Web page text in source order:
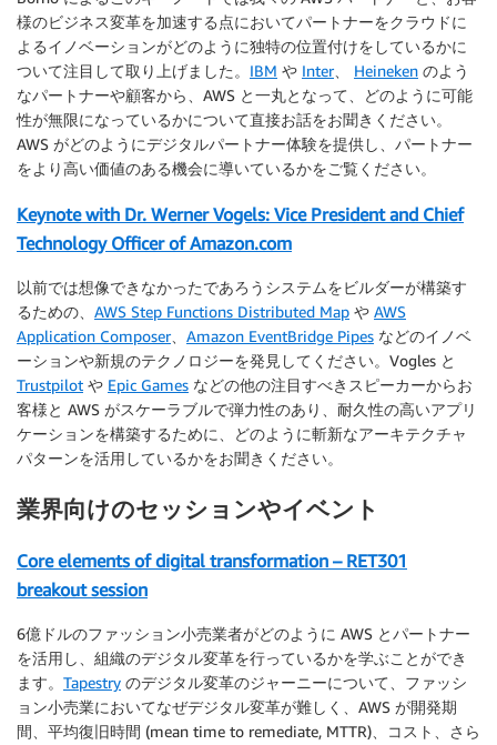
様のビジネス変革を加速する点においてパートナーをクラウドに
よるイノベーションがどのように独特の位置付けをしているかに
ついて注目して取り上げました。 IBM や Inter、 Heineken のよう
なパートナーや顧客から、AWS と一丸となって、どのように可能
性が無限になっているかについて直接お話をお聞きください。
AWS がどのようにデジタルパートナー体験を提供し、パートナー
をより高い価値のある機会に導いているかをご覧ください。
Keynote with Dr. Werner Vogels: Vice President and Chief
Technology Officer of Amazon.com
以前では想像できなかったであろうシステムをビルダーが構築す
るための、 AWS Step Functions Distributed Map や AWS
Application Composer、 Amazon EventBridge Pipes などのイノベ
ーションや新規のテクノロジーを発見してください。Vogles と
Trustpilot や Epic Games などの他の注目すべきスピーカーからお
客様と AWS がスケーラブルで弾力性のあり、耐久性の高いアプリ
ケーションを構築するために、どのように斬新なアーキテクチャ
パターンを活用しているかをお聞きください。
業界向けのセッションやイベント
Core elements of digital transformation – RET301
breakout session
6億ドルのファッション小売業者がどのように AWS とパートナー
を活用し、組織のデジタル変革を行っているかを学ぶことができ
ます。 Tapestry のデジタル変革のジャーニーについて、ファッシ
ョン小売業においてなぜデジタル変革が難しく、AWS が開発期
間、平均復旧時間 (mean time to remediate, MTTR)、コスト、さら